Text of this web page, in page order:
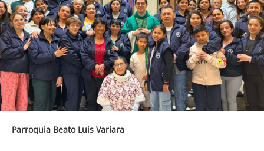
Parroquia Beato Luis Variara